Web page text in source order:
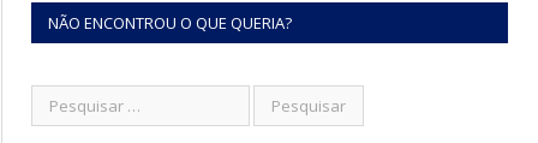
NÃO ENCONTROU O QUE QUERIA?